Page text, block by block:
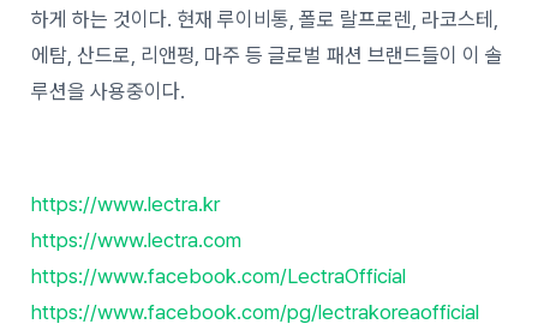
하게 하는 것이다. 현재 루이비통, 폴로 랄프로렌, 라코스테,
에탐, 산드로, 리앤펑, 마주 등 글로벌 패션 브랜드들이 이 솔
루션을 사용중이다.
https://www.lectra.kr
https://www.lectra.com
https://www.facebook.com/LectraOfficial
https://www.facebook.com/pg/lectrakoreaofficial